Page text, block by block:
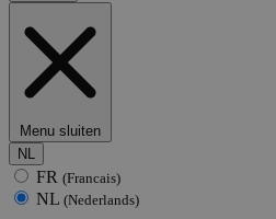
Menu sluiten
NL
FR (Francais)
NL (Nederlands)